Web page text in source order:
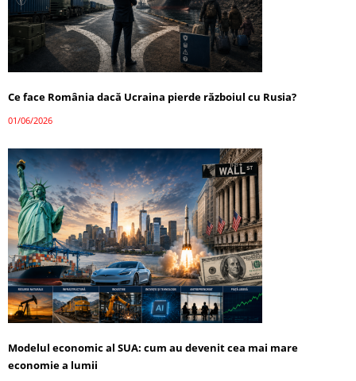
Ce face România dacă Ucraina pierde războiul cu Rusia?
01/06/2026
Modelul economic al SUA: cum au devenit cea mai mare
economie a lumii